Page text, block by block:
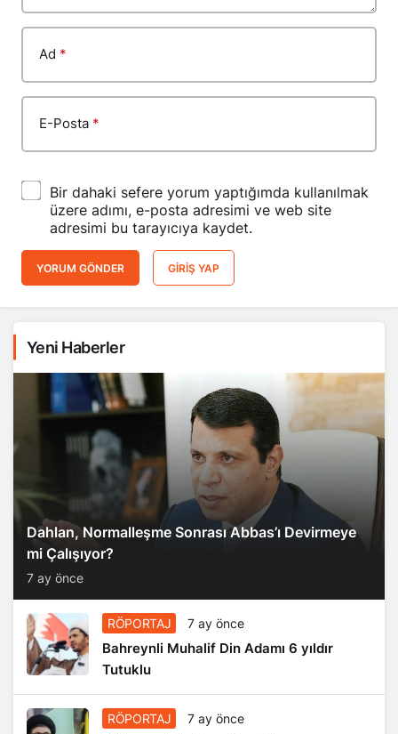
Ad *
E-Posta *
Bir dahaki sefere yorum yaptığımda kullanılmak
üzere adımı, e-posta adresimi ve web site
adresimi bu tarayıcıya kaydet.
YORUM GÖNDER GIRIŞ YAP
Yeni Haberler
Dahlan, Normalleşme Sonrası Abbas’ı Devirmeye
mi Çalışıyor?
7 ay önce
RÖPORTAJ 7 ay önce
Bahreynli Muhalif Din Adamı 6 yıldır
Tutuklu
RÖPORTAJ 7 ay önce